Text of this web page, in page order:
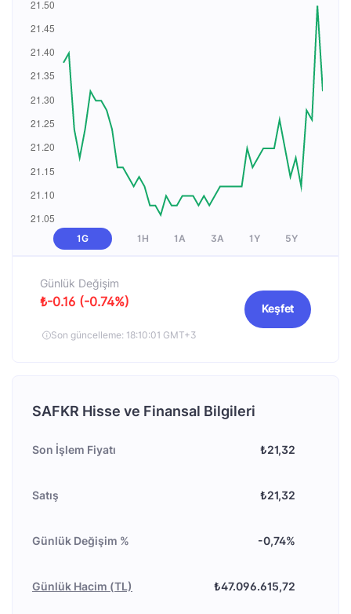
1G 1H 1A 3A 1Y 5Y
Günlük Değişim
₺-0.16 (-0.74%)
Son güncelleme: 18:10:01 GMT+3
Keşfet
SAFKR Hisse ve Finansal Bilgileri
Son İşlem Fiyatı ₺21,32
Satış ₺21,32
Günlük Değişim % -0,74%
Günlük Hacim (TL) ₺47.096.615,72